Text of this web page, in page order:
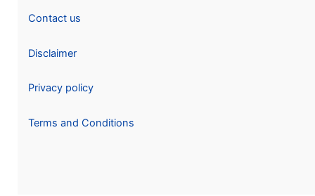
Contact us
Disclaimer
Privacy policy
Terms and Conditions